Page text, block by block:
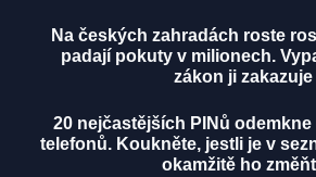
Na českých zahradách roste
padají pokuty v milionech.
zákon ji zakazuje
20 nejčastějších PINů
telefonů. Koukněte, jestli je v
okamžitě ho